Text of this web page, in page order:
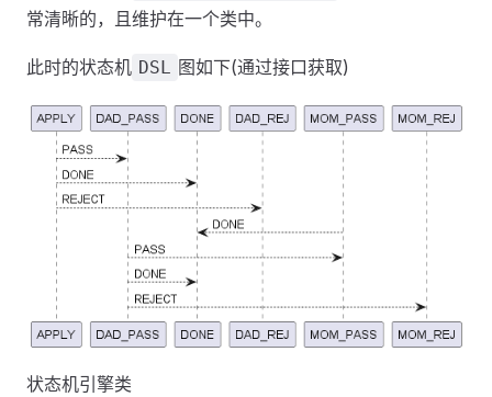
常清晰的，且维护在一个类中。
此时的状态机 DSL 图如下(通过接口获取)
状态机引擎类